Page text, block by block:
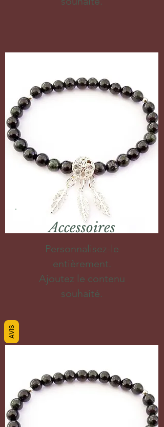
Accessoires
Personnalisez-le
entièrement.
Ajoutez le contenu
souhaité.
AVIS